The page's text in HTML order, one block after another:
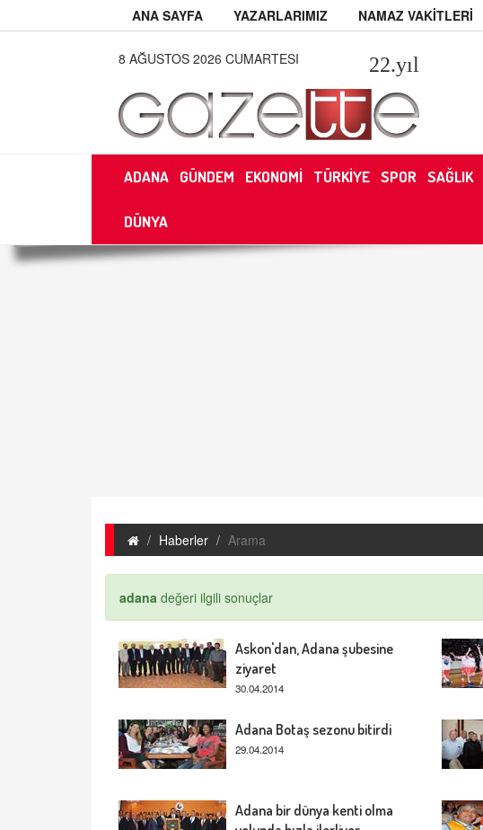
ANA SAYFA YAZARLARIMIZ NAMAZ VAKİTLERİ
8 AĞUSTOS 2026 CUMARTESI 22.yıl
ADANA GÜNDEM EKONOMİ TÜRKİYE SPOR SAĞLIK
DÜNYA
Haberler Arama
adana değeri ilgili sonuçlar
Askon'dan, Adana şubesine
ziyaret
30.04.2014
Adana Botaş sezonu bitirdi
29.04.2014
Adana bir dünya kenti olma